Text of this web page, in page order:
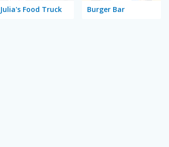
Julia's Food Truck Burger Bar